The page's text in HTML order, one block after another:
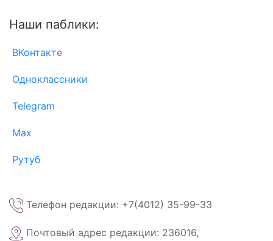
Наши паблики:
ВКонтакте
Одноклассники
Telegram
Max
Рутуб
Телефон редакции: +7(4012) 35-99-33
Почтовый адрес редакции: 236016,